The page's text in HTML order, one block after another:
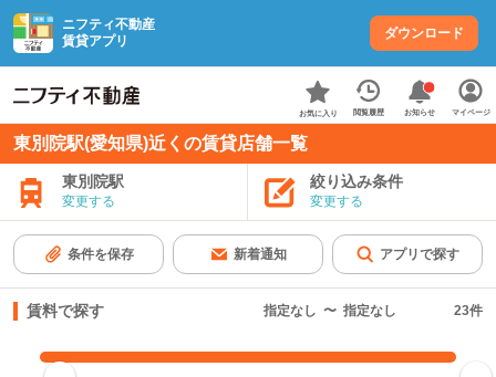
ニフティ不動産
賃貸アプリ
ダウンロード
お気に入り 閲覧履歴 お知らせ マイページ
東別院駅(愛知県)近くの賃貸店舗一覧
東別院駅
変更する
絞り込み条件
変更する
条件を保存 新着通知 アプリで探す
賃料で探す 指定なし 〜 指定なし 23件